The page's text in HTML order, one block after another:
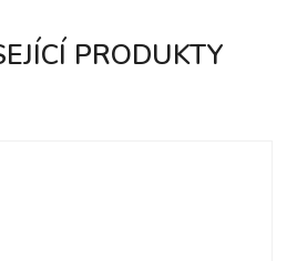
PRODUKTY